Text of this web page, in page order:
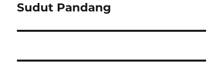
Sudut Pandang